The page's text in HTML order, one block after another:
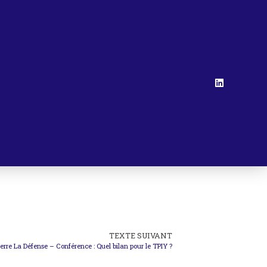
TEXTE SUIVANT
La Défense – Conférence : Quel bilan pour le TPIY ?